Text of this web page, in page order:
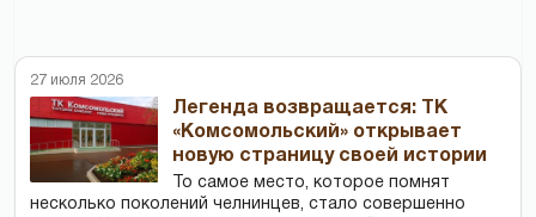
27 июля 2026
Легенда возвращается: ТК
«Комсомольский» открывает
новую страницу своей истории
То самое место, которое помнят
несколько поколений челнинцев, стало совершенно